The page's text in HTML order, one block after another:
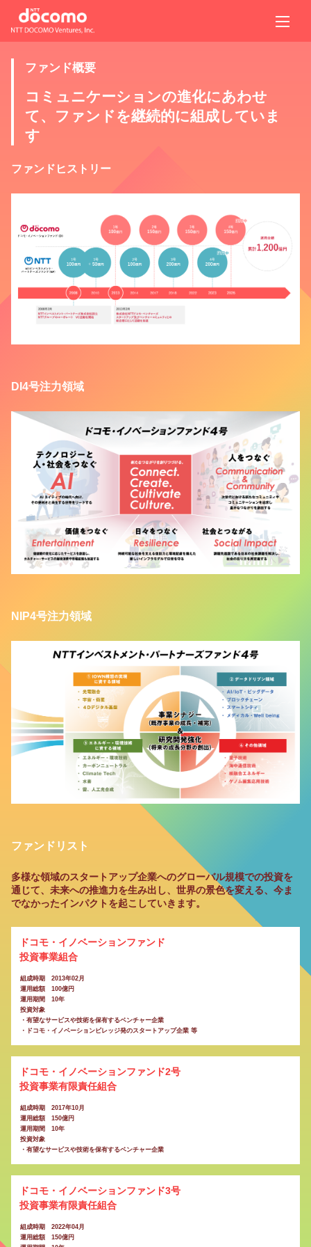
ファンド概要
コミュニケーションの進化にあわせ
て、ファンドを継続的に組成していま
す
ファンドヒストリー
DI4号注力領域
NIP4号注力領域
ファンドリスト
多様な領域のスタートアップ企業へのグローバル規模での投資を
通じて、未来への推進力を生み出し、世界の景色を変える、今ま
でなかったインパクトを起こしていきます。
ドコモ・イノベーションファンド
投資事業組合
組成時期 2013年02月
運用総額 100億円
運用期間 10年
投資対象
・有望なサービスや技術を保有するベンチャー企業
・ドコモ・イノベーションビレッジ発のスタートアップ企業 等
ドコモ・イノベーションファンド2号
投資事業有限責任組合
組成時期 2017年10月
運用総額 150億円
運用期間 10年
投資対象
・有望なサービスや技術を保有するベンチャー企業
ドコモ・イノベーションファンド3号
投資事業有限責任組合
組成時期 2022年04月
運用総額 150億円